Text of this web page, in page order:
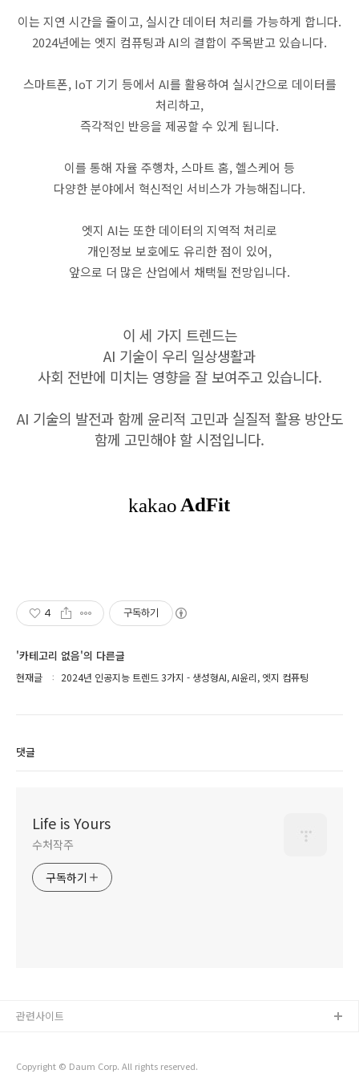
이는 지연 시간을 줄이고, 실시간 데이터 처리를 가능하게 합니다.
2024년에는 엣지 컴퓨팅과 AI의 결합이 주목받고 있습니다.
스마트폰, IoT 기기 등에서 AI를 활용하여 실시간으로 데이터를
처리하고,
즉각적인 반응을 제공할 수 있게 됩니다.
이를 통해 자율 주행차, 스마트 홈, 헬스케어 등
다양한 분야에서 혁신적인 서비스가 가능해집니다.
엣지 AI는 또한 데이터의 지역적 처리로
개인정보 보호에도 유리한 점이 있어,
앞으로 더 많은 산업에서 채택될 전망입니다.
이 세 가지 트렌드는
AI 기술이 우리 일상생활과
사회 전반에 미치는 영향을 잘 보여주고 있습니다.
AI 기술의 발전과 함께 윤리적 고민과 실질적 활용 방안도
함께 고민해야 할 시점입니다.
4 구독하기
'카테고리 없음'의 다른글
현재글 2024년 인공지능 트렌드 3가지 - 생성형AI, AI윤리, 엣지 컴퓨팅
댓글
Life is Yours
수처작주
구독하기
Copyright © Daum Corp. All rights reserved.
관련사이트